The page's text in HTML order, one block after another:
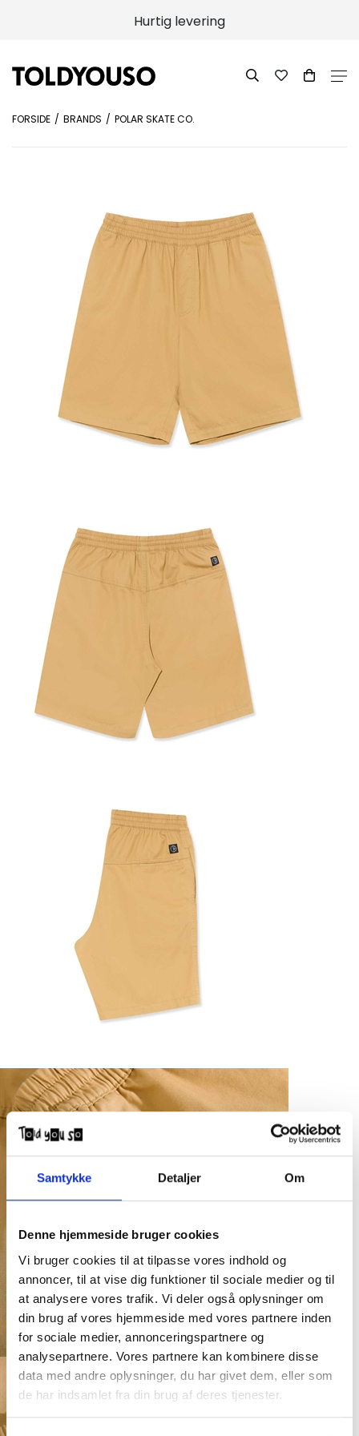
Samtykke Detaljer Om
Denne hjemmeside bruger cookies
Vi bruger cookies til at tilpasse vores indhold og
annoncer, til at vise dig funktioner til sociale medier og til
at analysere vores trafik. Vi deler også oplysninger om
din brug af vores hjemmeside med vores partnere inden
for sociale medier, annonceringspartnere og
analysepartnere. Vores partnere kan kombinere disse
data med andre oplysninger, du har givet dem, eller som
de har indsamlet fra din brug af deres tjenester.
Hurtig levering
FORSIDE BRANDS POLAR SKATE CO.